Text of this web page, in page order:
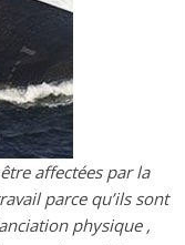
affectées par la
parce qu’ils sont
physique ,